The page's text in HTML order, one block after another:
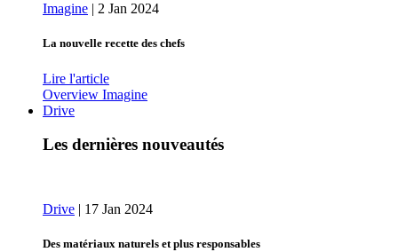
Imagine | 2 Jan 2024
La nouvelle recette des chefs
Lire l'article
Overview Imagine
Drive
Les dernières nouveautés
Drive | 17 Jan 2024
Des matériaux naturels et plus responsables